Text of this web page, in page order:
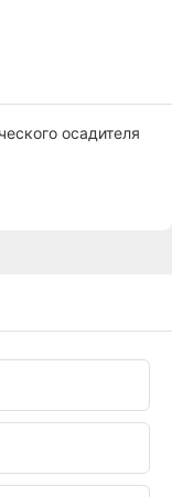
осадителя